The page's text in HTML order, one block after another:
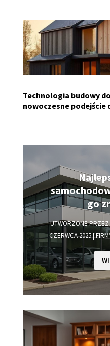
Technologia budowy
nowoczesne podejście
go
UTWORZONE PRZEZ
CZERWCA 2025|